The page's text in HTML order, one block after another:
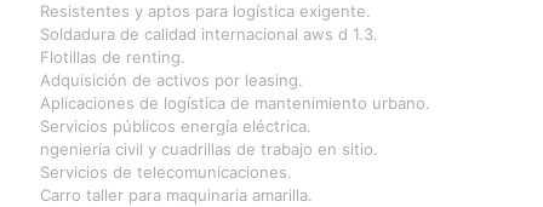
Resistentes y aptos para logística exigente.
Soldadura de calidad internacional aws d 1.3.
Flotillas de renting.
Adquisición de activos por leasing.
Aplicaciones de logística de mantenimiento urbano.
Servicios públicos energía eléctrica.
ngeniería civil y cuadrillas de trabajo en sitio.
Servicios de telecomunicaciones.
Carro taller para maquinaria amarilla.